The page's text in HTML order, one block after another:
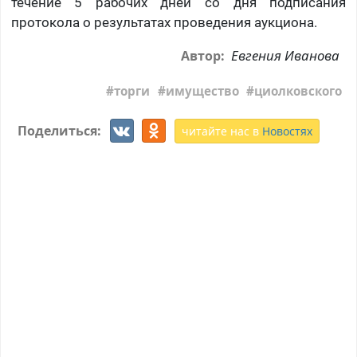
протокола о результатах проведения аукциона.
Автор: Евгения Иванова
торги имущество циолковского
Поделиться: читайте нас в Новостях